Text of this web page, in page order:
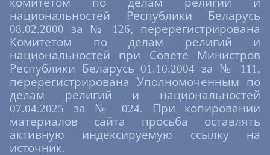
комитетом по делам религий и
национальностей Республики Беларусь
08.02.2000 за № 126, перерегистрирована
Комитетом по делам религий и
национальностей при Совете Министров
Республики Беларусь 01.10.2004 за № 111,
перерегистрирована Уполномоченным по
делам религий и национальностей
07.04.2025 за № 024. При копировании
материалов сайта просьба оставлять
активную индексируемую ссылку на
источник.